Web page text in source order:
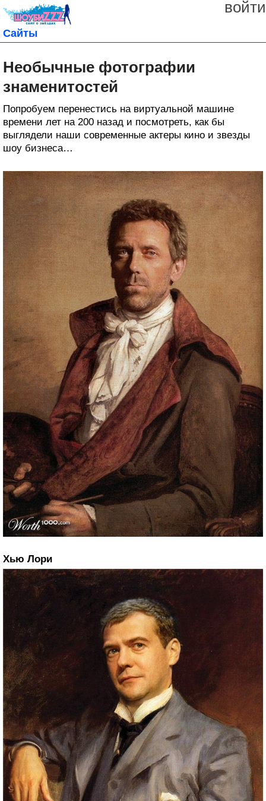
войти
Сайты
Необычные фотографии
знаменитостей
Попробуем перенестись на виртуальной машине
времени лет на 200 назад и посмотреть, как бы
выглядели наши современные актеры кино и звезды
шоу бизнеса…
Хью Лори